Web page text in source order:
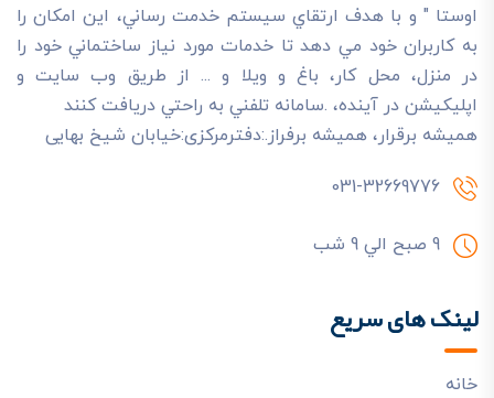
اوستا " و با هدف ارتقاي سيستم خدمت رساني، اين امکان را
به کاربران خود مي دهد تا خدمات مورد نياز ساختماني خود را
در منزل، محل کار، باغ و ويلا و ... از طريق وب سايت و
اپليکيشن در آينده، .سامانه تلفني به راحتي دريافت کنند
هميشه برقرار، هميشه برفراز.:دفترمرکزی:خیابان شیخ بهایی
031-32669776
9 صبح الي 9 شب
لینک های سریع
خانه